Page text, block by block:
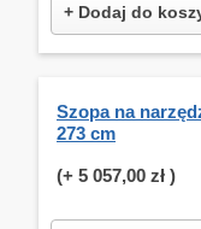
+ Dodaj do
Szopa na
273 cm
(+ 5 057,00 zł )